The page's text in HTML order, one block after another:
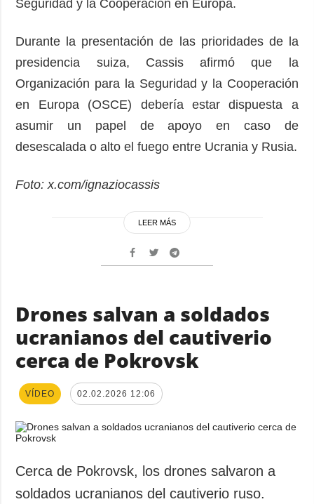
Seguridad y la Cooperación en Europa.
Durante la presentación de las prioridades de la
presidencia suiza, Cassis afirmó que la
Organización para la Seguridad y la Cooperación
en Europa (OSCE) debería estar dispuesta a
asumir un papel de apoyo en caso de
desescalada o alto el fuego entre Ucrania y Rusia.
Foto: x.com/ignaziocassis
LEER MÁS
Drones salvan a soldados
ucranianos del cautiverio
cerca de Pokrovsk
VÍDEO 02.02.2026 12:06
Cerca de Pokrovsk, los drones salvaron a
soldados ucranianos del cautiverio ruso.